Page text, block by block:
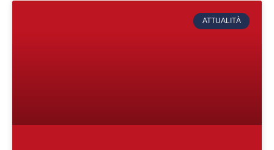
ATTUALITÀ